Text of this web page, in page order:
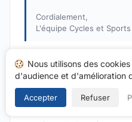
Cordialement,
L'équipe Cycles et Sports
F
fabrice G.
Note : 5 sur 5
Très bien
Nous utilisons des
d'audience et d'amélioration
Accepter Refuser